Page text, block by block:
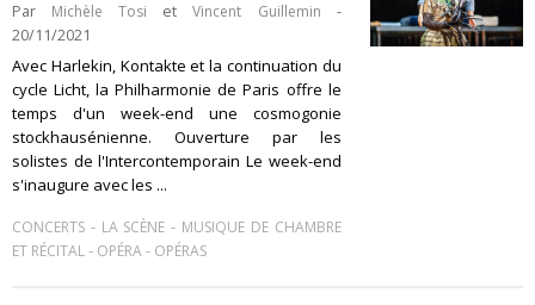
Par Michèle Tosi etVincent Guillemin -
20/11/2021
Avec Harlekin, Kontakte et la continuation du
cycle Licht, la Philharmonie de Paris offre le
temps d'un week-end une cosmogonie
stockhausénienne. Ouverture par les
solistes de l'Intercontemporain Le week-end
s'inaugure avec les ...
CONCERTS - LA SCÈNE - MUSIQUE DE CHAMBRE
ET RÉCITAL- OPÉRA- OPÉRAS